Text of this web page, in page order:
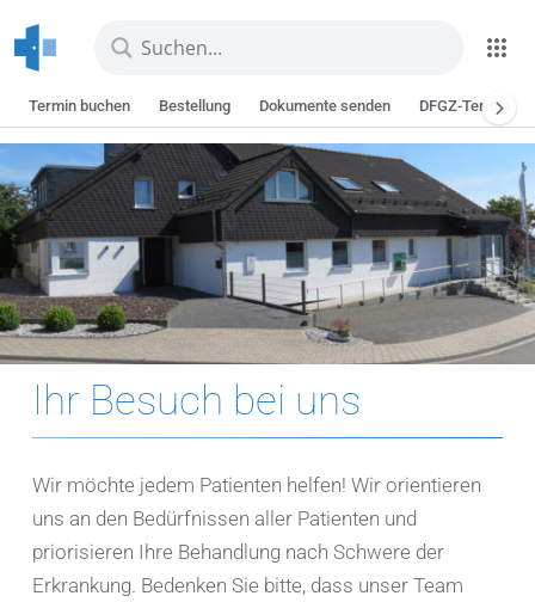
Termin buchen Bestellung Dokumente senden DFGZ-Termin
content
Ihr Besuch bei uns
Wir möchte jedem Patienten helfen! Wir orientieren
uns an den Bedürfnissen aller Patienten und
priorisieren Ihre Behandlung nach Schwere der
Erkrankung. Bedenken Sie bitte, dass unser Team